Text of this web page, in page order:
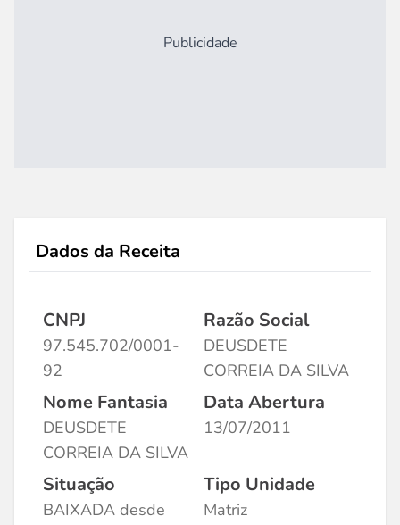
Publicidade
Dados da Receita
CNPJ
97.545.702/0001-
92
Razão Social
DEUSDETE
CORREIA DA SILVA
Nome Fantasia
DEUSDETE
CORREIA DA SILVA
Data Abertura
13/07/2011
Situação
BAIXADA desde
Tipo Unidade
Matriz